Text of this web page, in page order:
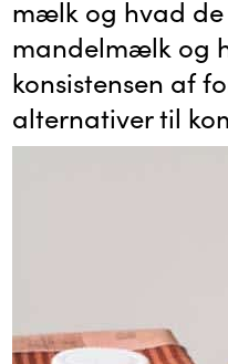
mælk og hvad
mandelmælk og
konsistensen af
alternativer til